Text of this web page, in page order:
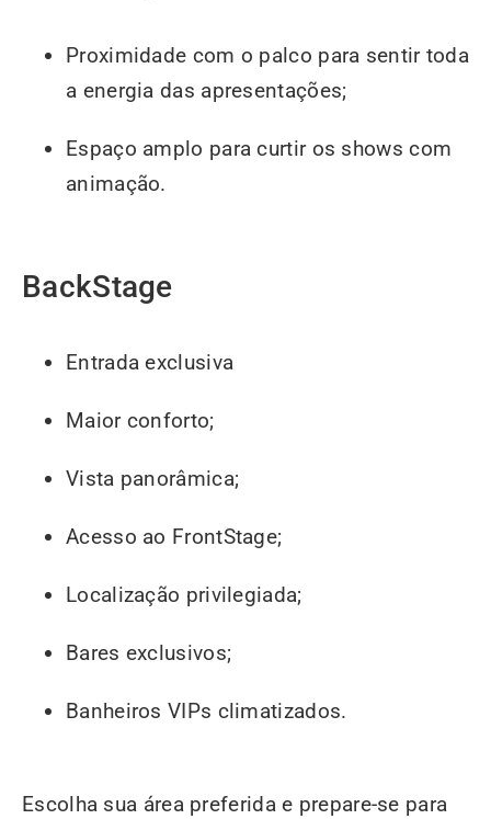
Proximidade com o palco para sentir toda
a energia das apresentações;
Espaço amplo para curtir os shows com
animação.
BackStage
Entrada exclusiva
Maior conforto;
Vista panorâmica;
Acesso ao FrontStage;
Localização privilegiada;
Bares exclusivos;
Banheiros VIPs climatizados.
Escolha sua área preferida e prepare-se para